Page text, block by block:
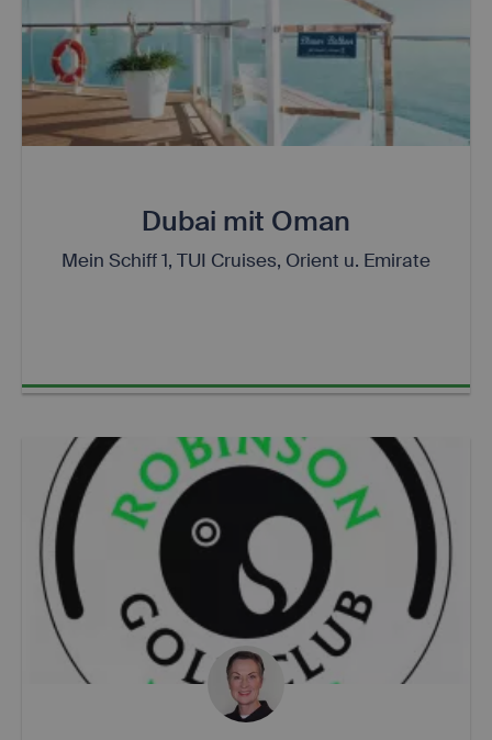
Dubai mit Oman
Mein Schiff 1, TUI Cruises, Orient u. Emirate